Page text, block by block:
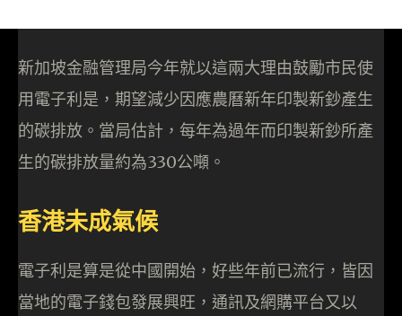
新加坡金融管理局今年就以這兩大理由鼓勵市民使
用電子利是，期望減少因應農曆新年印製新鈔產生
的碳排放。當局估計，每年為過年而印製新鈔所產
生的碳排放量約為330公噸。
香港未成氣候
電子利是算是從中國開始，好些年前已流行，皆因
當地的電子錢包發展興旺，通訊及網購平台又以